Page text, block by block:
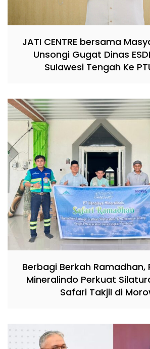
JATI CENTRE bersama
Unsongi Gugat Dinas
Sulawesi Tengah Ke
Berbagi Berkah Ramadhan,
Mineralindo Perkuat
Safari Takjil di